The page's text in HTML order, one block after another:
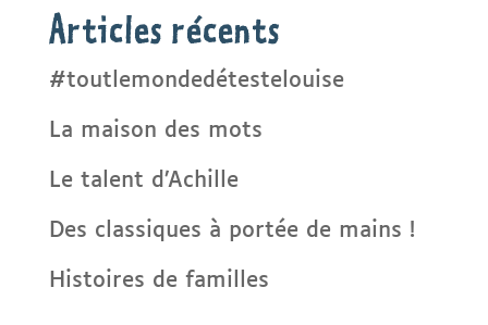
Articles récents
#toutlemondedétestelouise
La maison des mots
Le talent d’Achille
Des classiques à portée de mains !
Histoires de familles